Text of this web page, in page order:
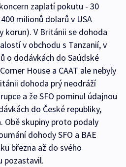
zaplatí pokutu - 30
milionů dolarů v USA
korun). V Británii se dohoda
v obchodu s Tanzanií, v
o dodávkách do Saúdské
House a CAAT ale nebyly
dohoda prý neodráží
a že SFO pominul údajnou
do České republiky,
Obě skupiny proto podaly
dohody SFO a BAE
března až do svého
pozastavil.